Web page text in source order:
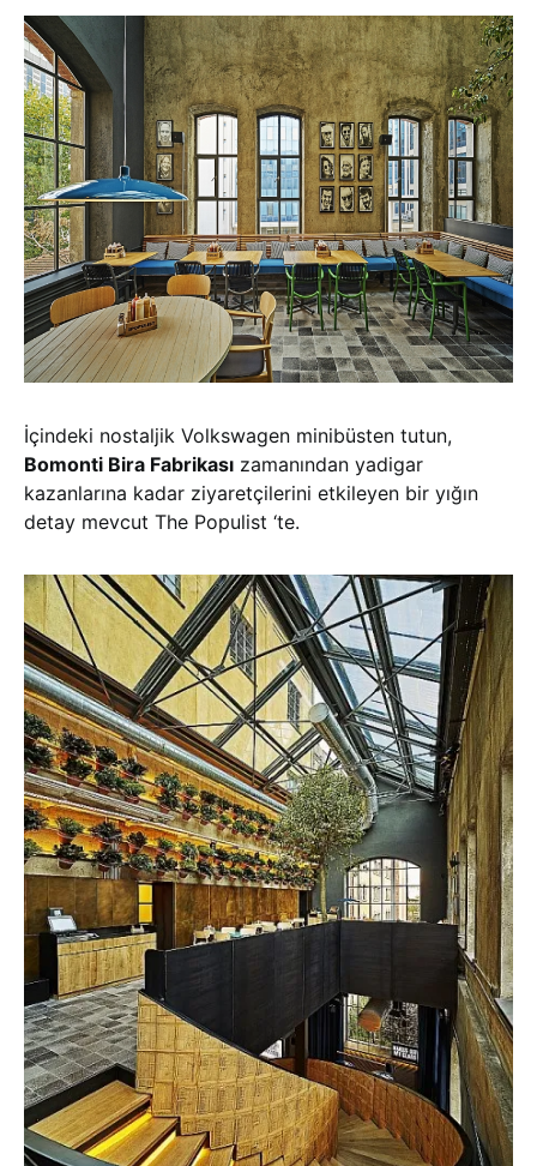
İçindeki nostaljik Volkswagen minibüsten tutun,
Bomonti Bira Fabrikası zamanından yadigar
kazanlarına kadar ziyaretçilerini etkileyen bir yığın
detay mevcut The Populist ‘te.